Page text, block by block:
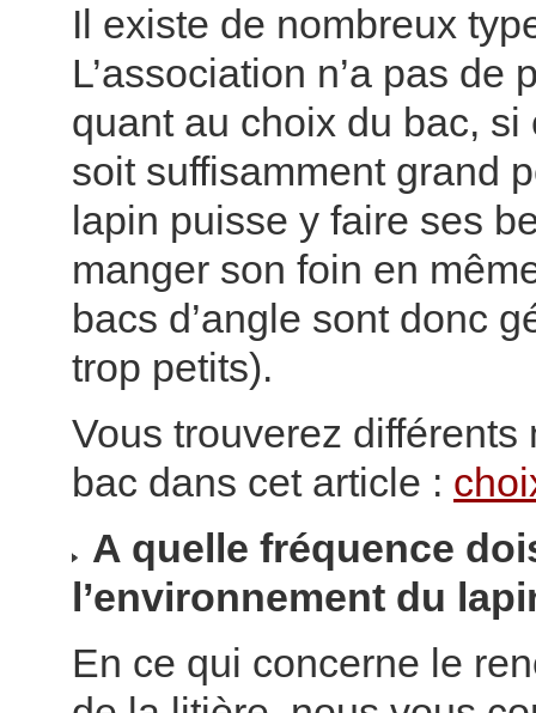
Il existe de nombreux
L’association n’a pas de
quant au choix du bac, si
soit suffisamment grand
lapin puisse y faire ses
manger son foin en
bacs d’angle sont donc
trop petits).
Vous trouverez différents
bac dans cet article :
A quelle fréquence
l’environnement du
En ce qui concerne le